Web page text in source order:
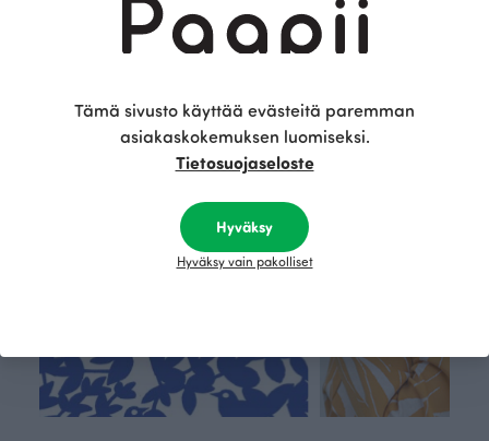
Tämä sivusto käyttää evästeitä paremman
asiakaskokemuksen luomiseksi.
Tietosuojaseloste
Hyväksy
Hyväksy vain pakolliset